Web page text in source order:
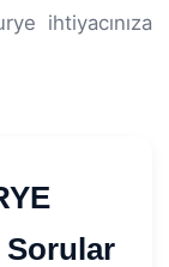
ihtiyacınıza
Sorular